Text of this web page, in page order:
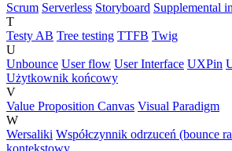
Scrum Serverless Storyboard Supplemental
T
Testy AB Tree testing TTFB Twig
U
Unbounce User flow User Interface UXPin
Użytkownik końcowy
V
Value Proposition Canvas Visual Paradigm
W
Wersaliki Współczynnik odrzuceń (bounce
kontekstowy